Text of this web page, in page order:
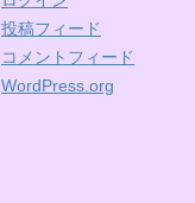
投稿フィード
コメントフィード
WordPress.org